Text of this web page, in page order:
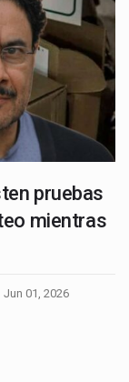
pruebas
mientras
Jun 01, 2026